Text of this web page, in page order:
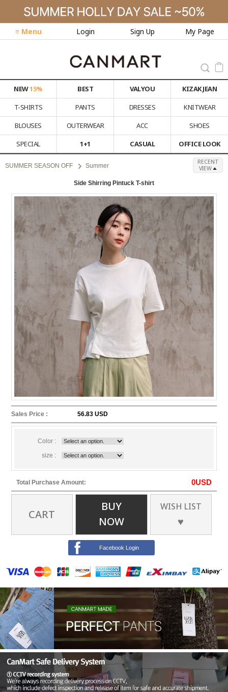
≡ Menu Login Sign Up My Page
NEW15% BEST VALYOU
KIZAK JEAN
T-SHIRTS
PANTS DRESSES
KNITWEAR
BLOUSES
OUTERWEAR ACC
SHOES
SPECIAL
1+1 CASUAL OFFICE LOOK
SUMMER SEASON OFF Summer
RECENT
VIEW
Side Shirring Pintuck T-shirt
Sales Price : 56.83 USD
Color :
size :
Total Purchase Amount: 0USD
CART
BUY
NOW
WISH LIST
♥
Facebook Login